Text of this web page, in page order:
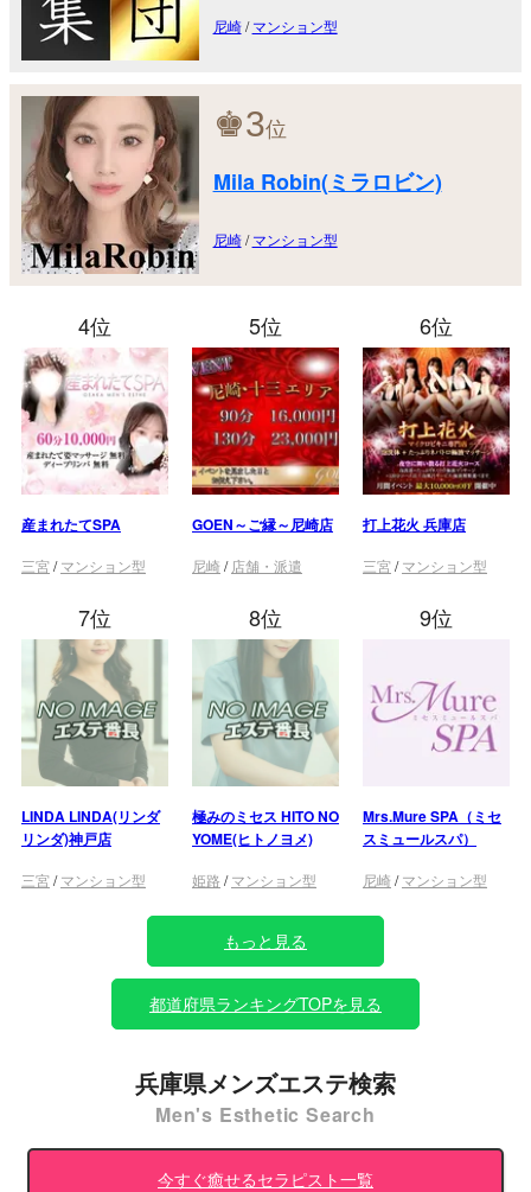
尼崎/マンション型
♚3位
Mila Robin(ミラロビン)
尼崎/マンション型
4位
産まれたてSPA
三宮/マンション型
5位
GOEN～ご縁～尼崎店
尼崎 / 店舗・派遣
6位
打上花火 兵庫店
三宮/マンション型
7位
LINDA LINDA(リンダ
リンダ)神戸店
三宮/マンション型
8位
極みのミセス HITO NO
YOME(ヒトノヨメ)
姫路 /マンション型
9位
Mrs.Mure SPA（ミセ
スミュールスパ）
尼崎 /マンション型
もっと見る
都道府県ランキングTOPを見る
兵庫県メンズエステ検索
Men's Esthetic Search
今すぐ癒せるセラピスト一覧